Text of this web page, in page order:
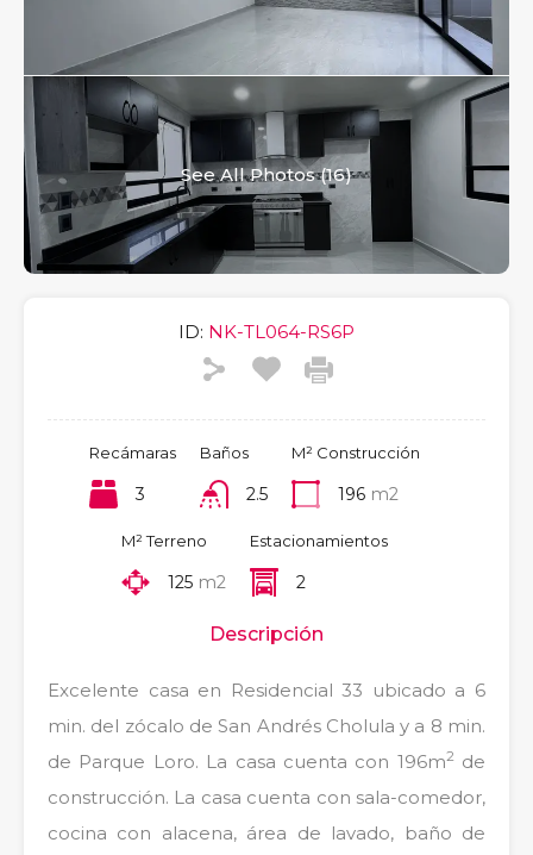
See All Photos (16)
ID: NK-TL064-RS6P
Recámaras
3
Baños
2.5
M² Construcción
196 m2
M² Terreno
125 m2
Estacionamientos
2
Descripción
Excelente casa en Residencial 33 ubicado a 6
min. del zócalo de San Andrés Cholula y a 8 min.
de Parque Loro. La casa cuenta con 196m2de
construcción. La casa cuenta con sala-comedor,
cocina con alacena, área de lavado, baño de